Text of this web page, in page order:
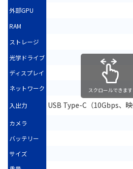
外部GPU
RAM
ストレージ
光学ドライブ
ディスプレイ
ネットワーク
入出力 USB Type-C（10Gbps、
カメラ
バッテリー
サイズ
スクロールできます